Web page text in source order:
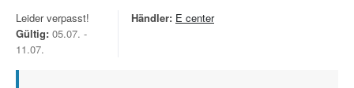
Leider verpasst!
Gültig: 05.07. -
11.07.
Händler: E center